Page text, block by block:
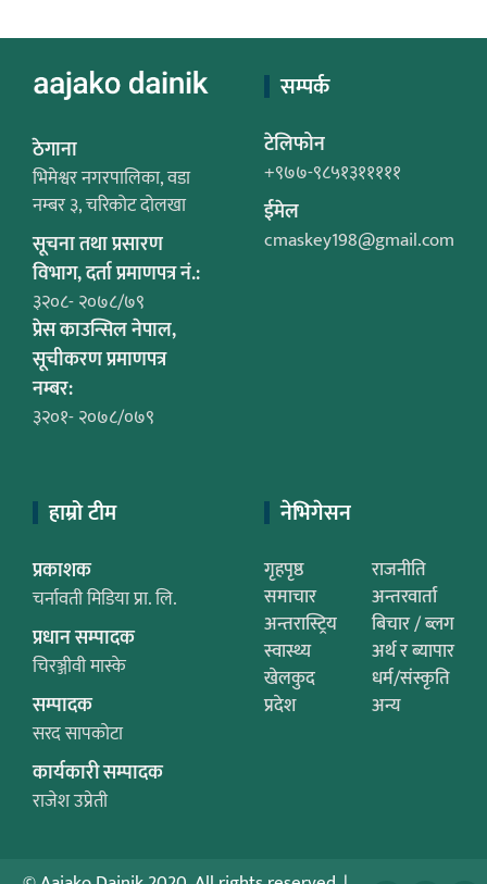
ठेगाना
भिमेश्वर नगरपालिका, वडा
नम्बर ३, चरिकोट दोलखा
सूचना तथा प्रसारण
विभाग, दर्ता प्रमाणपत्र नं.:
३२०८- २०७८/७९
प्रेस काउन्सिल नेपाल,
सूचीकरण प्रमाणपत्र
नम्बर:
३२०१- २०७८/०७९
सम्पर्क
टेलिफोन
+९७७-९८५१३१११११
ईमेल
cmaskey198@gmail.com
हाम्रो टीम
प्रकाशक
चर्नावती मिडिया प्रा. लि.
प्रधान सम्पादक
चिरञ्जीवी मास्के
सम्पादक
सरद सापकोटा
कार्यकारी सम्पादक
राजेश उप्रेती
नेभिगेसन
गृहपृष्ठ
राजनीति
समाचार
अन्तरवार्ता
अन्तरास्ट्रिय
बिचार / ब्लग
स्वास्थ्य
अर्थ र ब्यापार
खेलकुद
धर्म/संस्कृति
प्रदेश
अन्य